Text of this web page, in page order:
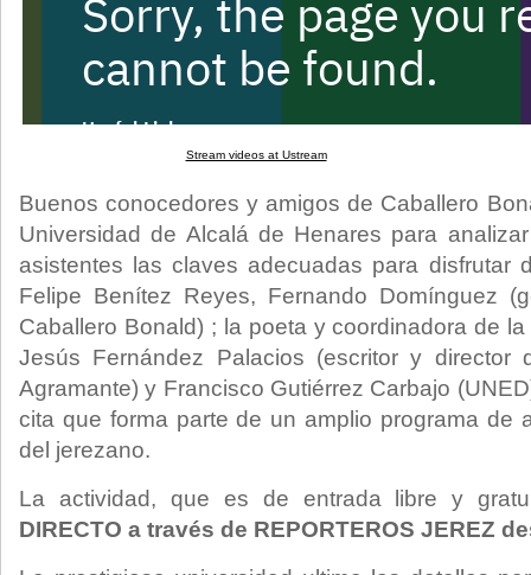
Stream videos at Ustream
Buenos conocedores y amigos de Caballero
Universidad de Alcalá de Henares para
asistentes las claves adecuadas para disfrutar
Felipe Benítez Reyes, Fernando Domínguez
Caballero Bonald) ; la poeta y coordinadora de
Jesús Fernández Palacios (escritor y director
Agramante) y Francisco Gutiérrez Carbajo
cita que forma parte de un amplio programa de
del jerezano.
La actividad, que es de entrada libre y
DIRECTO a través de REPORTEROS JEREZ